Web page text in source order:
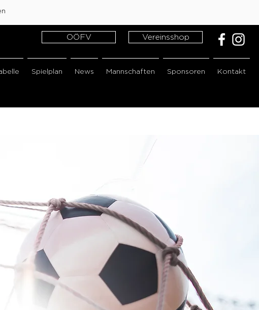
OÖFV Vereinsshop
Spielplan News Mannschaften Sponsoren Kontakt